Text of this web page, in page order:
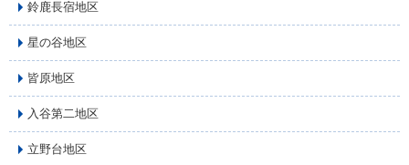
鈴鹿長宿地区
星の谷地区
皆原地区
入谷第二地区
立野台地区